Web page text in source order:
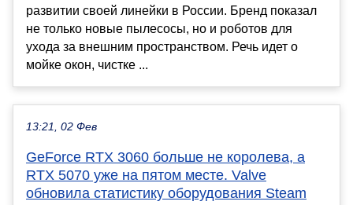
развитии своей линейки в России. Бренд показал
не только новые пылесосы, но и роботов для
ухода за внешним пространством. Речь идет о
мойке окон, чистке ...
13:21, 02 Фев
GeForce RTX 3060 больше не королева, а
RTX 5070 уже на пятом месте. Valve
обновила статистику оборудования Steam